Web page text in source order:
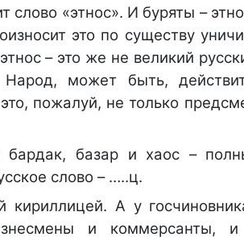
«этнос». И буряты –
это по существу
– это же не великий
может быть,
пожалуй, не только
бардак, базар и хаос –
слово – …..ц.
А у
и коммерсанты, и